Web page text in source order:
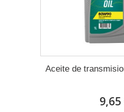
Aceite de
9,65